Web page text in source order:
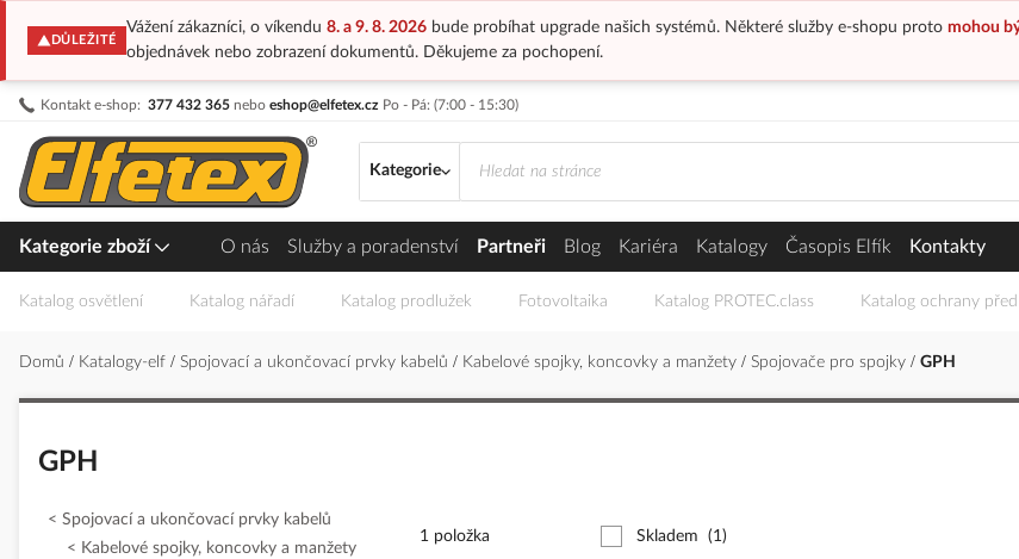
DŮLEŽITÉ
Vážení zákazníci, o víkendu 8. a 9. 8. 2026bude probíhat upgrade našich systémů. Některé služby e-shopu proto mohou
objednávek nebo zobrazení dokumentů. Děkujeme za pochopení.
Kontakt e-shop: 377 432 365 nebo eshop@elfetex.cz Po - Pá: (7:00 - 15:30)
Přejít
obsah
Kategorie
Kategorie zboží O nás Služby a poradenství Partneři Blog Kariéra Katalogy Časopis Elfík Kontakty
Katalog osvětlení Katalog nářadí Katalog prodlužek Fotovoltaika Katalog PROTEC.class Katalog ochrany
Domů Katalogy-elf Spojovací a ukončovací prvky kabelů Kabelové spojky, koncovky a manžety Spojovače pro spojky GPH
GPH
1 položka Skladem (1)
Spojovací a ukončovací prvky kabelů
Kabelové spojky, koncovky a manžety